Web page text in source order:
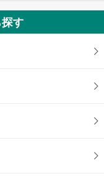
す